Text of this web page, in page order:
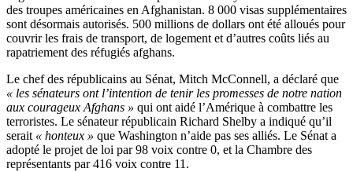
des troupes américaines en Afghanistan. 8 000 visas supplémentaires
sont désormais autorisés. 500 millions de dollars ont été alloués pour
couvrir les frais de transport, de logement et d’autres coûts liés au
rapatriement des réfugiés afghans.
Le chef des républicains au Sénat, Mitch McConnell, a déclaré que
« les sénateurs ont l’intention de tenir les promesses de notre nation
aux courageux Afghans » qui ont aidé l’Amérique à combattre les
terroristes. Le sénateur républicain Richard Shelby a indiqué qu’il
serait « honteux » que Washington n’aide pas ses alliés. Le Sénat a
adopté le projet de loi par 98 voix contre 0, et la Chambre des
représentants par 416 voix contre 11.